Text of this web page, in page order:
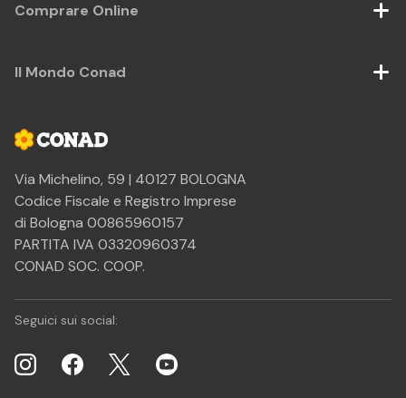
Via Michelino, 59 | 40127 BOLOGNA
Codice Fiscale e Registro Imprese
di Bologna 00865960157
PARTITA IVA 03320960374
CONAD SOC. COOP.
Comprare Online
Il Mondo Conad
Seguici sui social: